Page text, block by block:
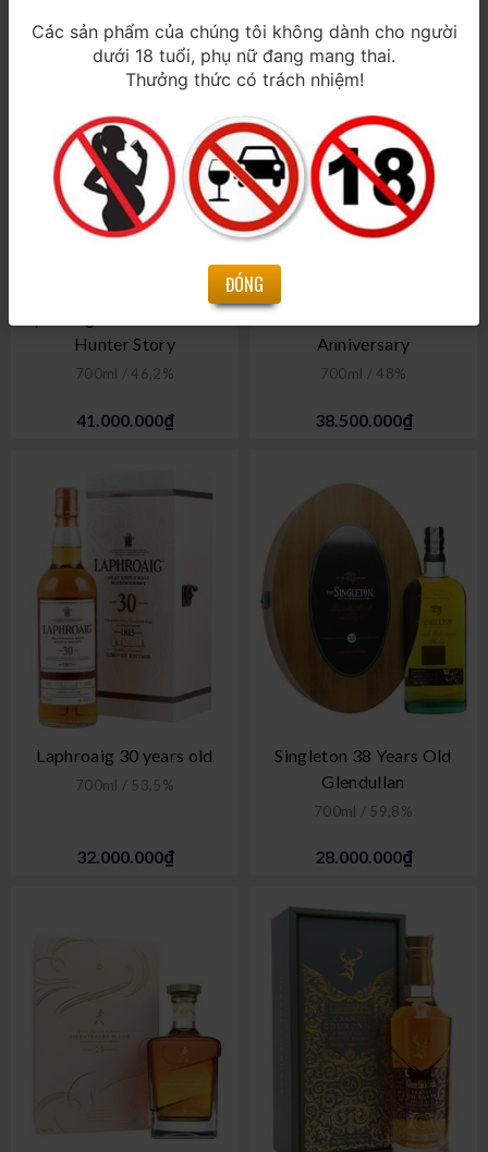
Laphroaig 34 Năm - The Ian
Hunter Story
700ml / 46,2%
41.000.000₫
Anniversary
700ml / 48%
38.500.000₫
Laphroaig 30 years old
700ml / 53,5%
32.000.000₫
Singleton 38 Years Old
Glendullan
700ml / 59,8%
28.000.000₫
Các sản phẩm của chúng tôi không dành cho người
dưới 18 tuổi, phụ nữ đang mang thai.
Thưởng thức có trách nhiệm!
ĐÓNG